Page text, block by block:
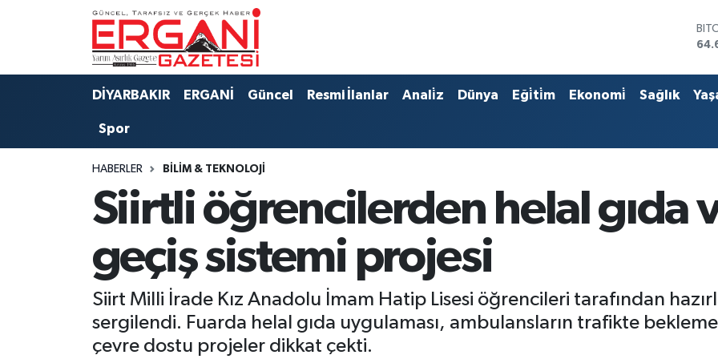
DİYARBAKIR ERGANİ Güncel Resmi İlanlar Anali̇z Dünya Eği̇ti̇m Ekonomi̇ Sağlık
Spor
HABERLER BİLİM & TEKNOLOJİ
Siirtli öğrencilerden helal gıda
geçiş sistemi projesi
Siirt Milli İrade Kız Anadolu İmam Hatip Lisesi öğrencileri tarafından
sergilendi. Fuarda helal gıda uygulaması, ambulansların trafikte
çevre dostu projeler dikkat çekti.
DİYARBAKIR
BAĞLAR
ERGANİ
Resmi İlanlar
Si̇yaset
Ergani Nöbetçi Eczaneler
Ergani Hava Durumu
Tüm Manşetler
Son Dakika Haberleri
Haber Arşivi